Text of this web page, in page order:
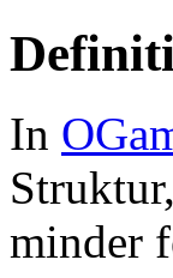
In
minder